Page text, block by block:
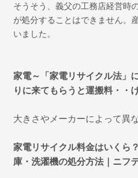
そうそう、義父の工務店経営時
が処分することはできません。
いました。
家電～ 「家電リサイクル法」
りに来てもらうと運搬料・・
大きさやメーカーによって異
家電リサイクル料金はいくら
庫・洗濯機の処分方法｜ニフ